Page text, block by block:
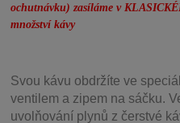
ochutnávku) zasíláme v
množství kávy
Svou kávu obdržíte ve
ventilem a zipem na sáčku.
uvolňování plynů z čerstvé